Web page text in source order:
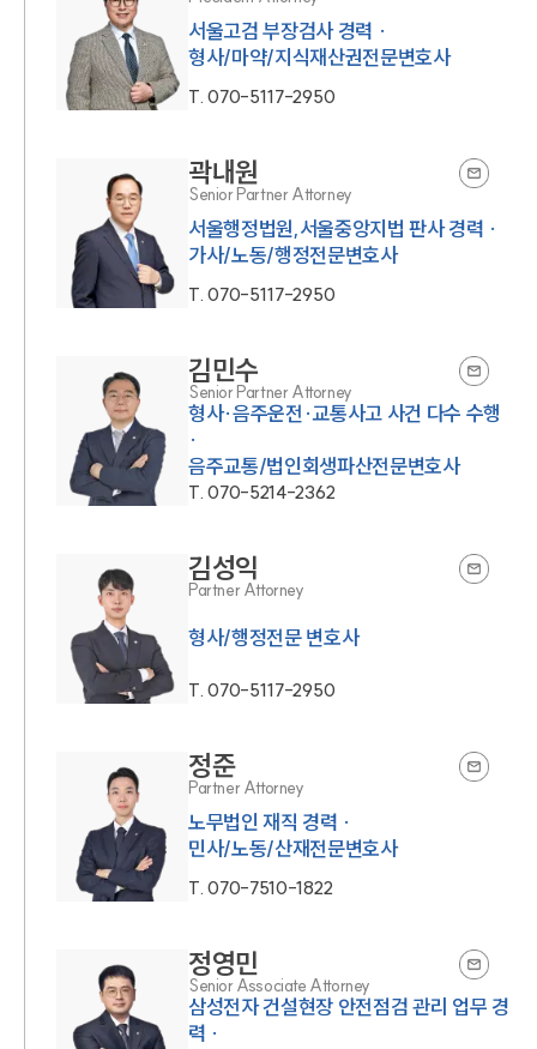
서울고검 부장검사 경력 ·
형사/마약/지식재산권전문변호사
T.070-5117-2950
곽내원
Senior Partner Attorney
서울행정법원,서울중앙지법 판사 경력 ·
가사/노동/행정전문변호사
T.070-5117-2950
김민수
Senior Partner Attorney
형사·음주운전·교통사고 사건 다수 수행
·
음주교통/법인회생파산전문변호사
T.070-5214-2362
김성익
Partner Attorney
형사/행정전문 변호사
T.070-5117-2950
정준
Partner Attorney
노무법인 재직 경력 ·
민사/노동/산재전문변호사
T.070-7510-1822
정영민
Senior Associate Attorney
삼성전자 건설현장 안전점검 관리 업무 경
력 ·